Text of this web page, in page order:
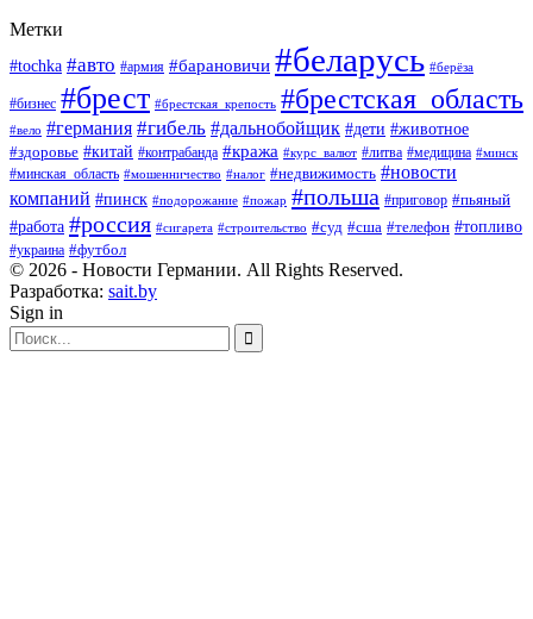
Метки
#tochka #авто #армия #барановичи #беларусь #берёза
#бизнес #брест #брестская_крепость #брестская_область
#вело #германия #гибель #дальнобойщик #дети #животное
#здоровье #китай #контрабанда #кража #курс_валют #литва #медицина #минск
#минская_область #мошенничество #налог #недвижимость #новости
компаний #пинск #подорожание #пожар #польша #приговор #пьяный
#работа #россия #сигарета #строительство #суд #сша #телефон #топливо
#украина #футбол
© 2026 - Новости Германии. All Rights Reserved.
Разработка: sait.by
Sign in